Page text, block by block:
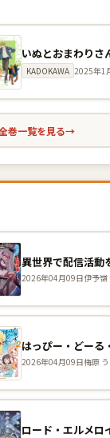
いぬとおまわりさ
KADOKAWA 2025年1
巻一覧を見る→
2026年04月09日伊予嶺
はっぴー・どーる
2026年04月09日梅原
ロード・エルメロ